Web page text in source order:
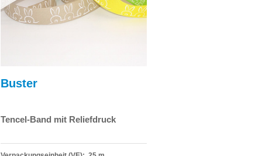
Buster
Tencel-Band mit Reliefdruck